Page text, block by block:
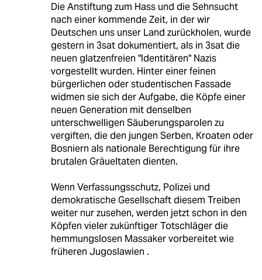
Die Anstiftung zum Hass und die Sehnsucht
nach einer kommende Zeit, in der wir
Deutschen uns unser Land zurückholen, wurde
gestern in 3sat dokumentiert, als in 3sat die
neuen glatzenfreien "Identitären" Nazis
vorgestellt wurden. Hinter einer feinen
bürgerlichen oder studentischen Fassade
widmen sie sich der Aufgabe, die Köpfe einer
neuen Generation mit denselben
unterschwelligen Säuberungsparolen zu
vergiften, die den jungen Serben, Kroaten oder
Bosniern als nationale Berechtigung für ihre
brutalen Gräueltaten dienten.
Wenn Verfassungsschutz, Polizei und
demokratische Gesellschaft diesem Treiben
weiter nur zusehen, werden jetzt schon in den
Köpfen vieler zukünftiger Totschläger die
hemmungslosen Massaker vorbereitet wie
früheren Jugoslawien .